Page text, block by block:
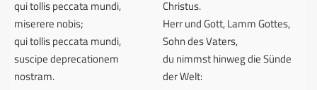
qui tollis peccata mundi,
miserere nobis;
qui tollis peccata mundi,
suscipe deprecationem
nostram.
Christus.
Herr und Gott, Lamm Gottes,
Sohn des Vaters,
du nimmst hinweg die Sünde
der Welt: